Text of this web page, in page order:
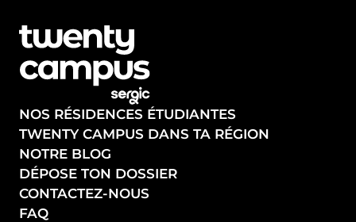
NOS RÉSIDENCES ÉTUDIANTES
TWENTY CAMPUS DANS TA RÉGION
NOTRE BLOG
DÉPOSE TON DOSSIER
CONTACTEZ-NOUS
FAQ